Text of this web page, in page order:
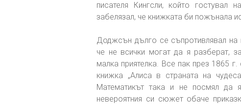
писателя Кингсли, който
забелязал, че книжката би пожънала
Доджсън дълго се съпротивлявал на
че не всички могат да я разберат,
малка приятелка. Все пак през 1865
книжка „Алиса в страната на
Математикът така и не посмял да
невероятния си сюжет обаче